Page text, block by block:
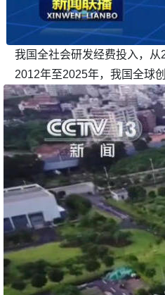
我国全社会研发经费投入，
2012年至2025年，我国全球